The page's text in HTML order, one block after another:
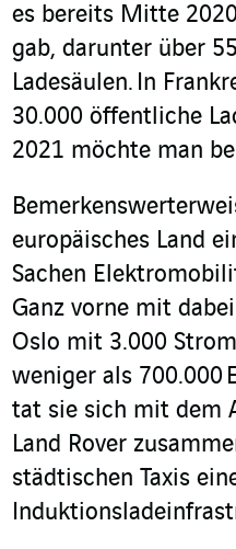
es bereits Mitte
gab, darunter über
Ladesäulen. In
30.000 öffentliche
2021 möchte man
europäisches Land
Sachen
Ganz vorne mit
Oslo mit 3.000
weniger als 700.000
tat sie sich mit dem
Land Rover
städtischen Taxis